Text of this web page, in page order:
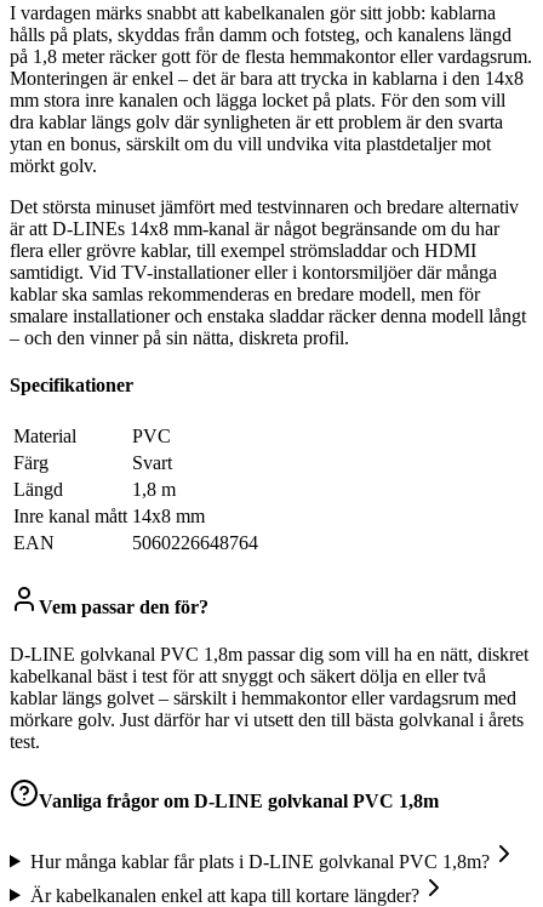
I vardagen märks snabbt att kabelkanalen gör sitt jobb: kablarna
hålls på plats, skyddas från damm och fotsteg, och kanalens längd
på 1,8 meter räcker gott för de flesta hemmakontor eller vardagsrum.
Monteringen är enkel – det är bara att trycka in kablarna i den 14x8
mm stora inre kanalen och lägga locket på plats. För den som vill
dra kablar längs golv där synligheten är ett problem är den svarta
ytan en bonus, särskilt om du vill undvika vita plastdetaljer mot
mörkt golv.
Det största minuset jämfört med testvinnaren och bredare alternativ
är att D-LINEs 14x8 mm-kanal är något begränsande om du har
flera eller grövre kablar, till exempel strömsladdar och HDMI
samtidigt. Vid TV-installationer eller i kontorsmiljöer där många
kablar ska samlas rekommenderas en bredare modell, men för
smalare installationer och enstaka sladdar räcker denna modell långt
– och den vinner på sin nätta, diskreta profil.
Specifikationer
Material
PVC
Färg
Svart
Längd
1,8 m
Inre kanal mått 14x8 mm
EAN
5060226648764
Vem passar den för?
D-LINE golvkanal PVC 1,8m passar dig som vill ha en nätt, diskret
kabelkanal bäst i test för att snyggt och säkert dölja en eller två
kablar längs golvet – särskilt i hemmakontor eller vardagsrum med
mörkare golv. Just därför har vi utsett den till bästa golvkanal i årets
test.
Vanliga frågor om D-LINE golvkanal PVC 1,8m
Hur många kablar får plats i D-LINE golvkanal PVC 1,8m?
Är kabelkanalen enkel att kapa till kortare längder?